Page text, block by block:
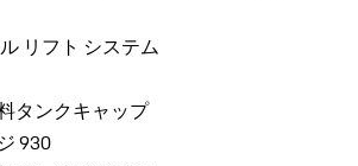
リフト システム
タンクキャップ
930